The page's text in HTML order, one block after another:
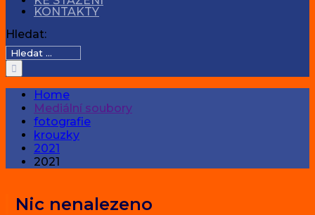
KONTAKTY
Hledat:
Home
Mediální soubory
fotografie
krouzky
2021
2021
Nic nenalezeno